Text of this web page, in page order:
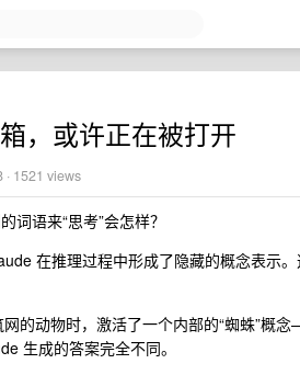
，或许正在被打开
· 1521 views
词语来“思考”会怎样？
在推理过程中形成了隐藏的概念表示
的动物时，激活了一个内部的“蜘蛛”概
生成的答案完全不同。